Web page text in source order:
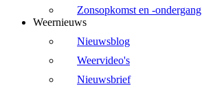
Zonsopkomst en -ondergang
Weernieuws
Nieuwsblog
Weervideo's
Nieuwsbrief